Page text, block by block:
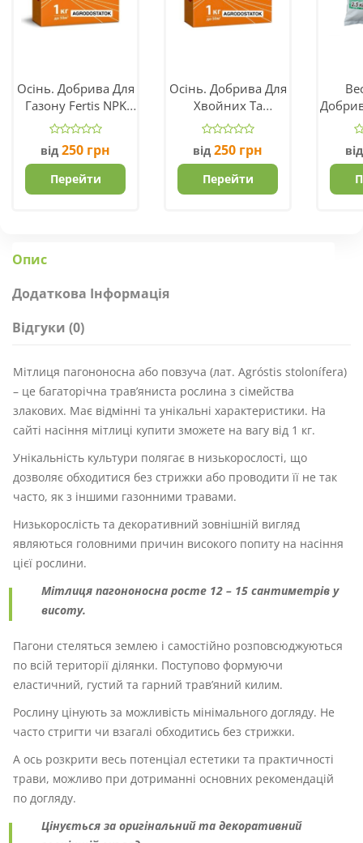
Осінь. Добрива Для
Газону Fertis NPK
5.15.30
від250 грн
Перейти
Осінь. Добрива Для
Хвойних Та
Декоративних
Рослин NPK
5.15.25+ME
від250 грн
Перейти
Опис
Додаткова Інформація
Відгуки (0)
Мітлиця пагононосна або повзуча (лат. Agróstis stolonífera)
– це багаторічна трав’яниста рослина з сімейства
злакових. Має відмінні та унікальні характеристики. На
сайті насіння мітлиці купити зможете на вагу від 1 кг.
Унікальність культури полягає в низькорослості, що
дозволяє обходитися без стрижки або проводити її не так
часто, як з іншими газонними травами.
Низькорослість та декоративний зовнішній вигляд
являються головними причин високого попиту на насіння
цієї рослини.
Мітлиця пагононосна росте 12 – 15 сантиметрів у
висоту.
Пагони стеляться землею і самостійно розповсюджуються
по всій території ділянки. Поступово формуючи
еластичний, густий та гарний трав’яний килим.
Рослину цінують за можливість мінімального догляду. Не
часто стригти чи взагалі обходитись без стрижки.
А ось розкрити весь потенціал естетики та практичності
трави, можливо при дотриманні основних рекомендацій
по догляду.
Цінується за оригінальний та декоративний